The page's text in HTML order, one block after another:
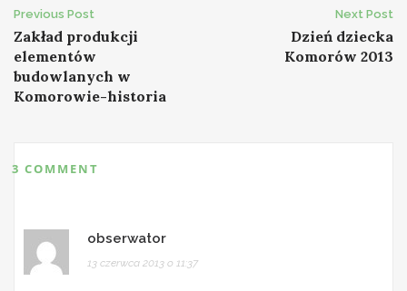
Post
navigation
Previous Post
Zakład produkcji
elementów
budowlanych w
Komorowie-historia
Next Post
Dzień dziecka
Komorów 2013
3 COMMENT
obserwator
13 czerwca 2013 o 11:37